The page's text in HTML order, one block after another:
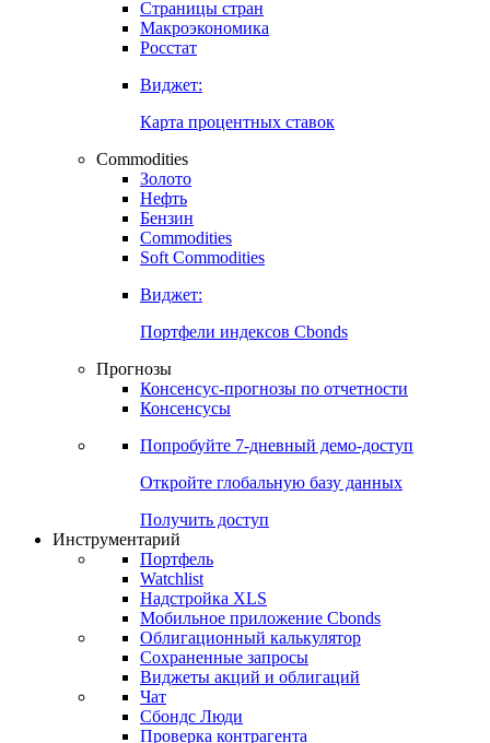
Возможность создания своего индекса
Страницы стран
Росстат
Виджет:
Карта процентных ставок
Commodities
Золото
Бензин
Soft Commodities
Виджет:
Портфели индексов Cbonds
Прогнозы
Консенсусы
Попробуйте7-дневный
Откройте глобальную базу данных
Получить доступ
Инструментарий
Портфель
Watchlist
Надстройка XLS
Мобильное приложение Cbonds
Облигационный калькулятор
Сохраненные запросы